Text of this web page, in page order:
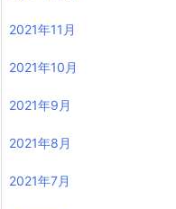
2021年11月
2021年10月
2021年9月
2021年8月
2021年7月